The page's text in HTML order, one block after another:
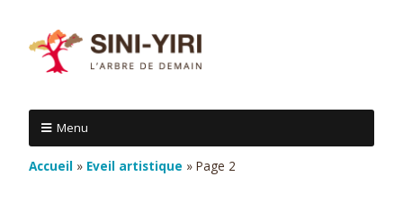
Menu
Accueil » Eveil artistique » Page 2